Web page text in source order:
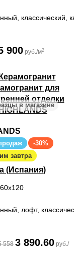
классический,
900 руб./м2
в магазине
-30%
завтра
(Испания)
60x120
лофт,
558 3 890.60 руб./